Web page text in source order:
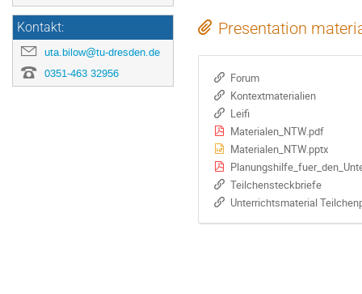
Kontakt:
uta.bilow@tu-dresden.de
0351-463 32956
Presentation
Forum
Kontextmaterialien
Leifi
Materialen_NTW.pdf
Materialen_NTW.pptx
Teilchensteckbriefe
Unterrichtsmaterial